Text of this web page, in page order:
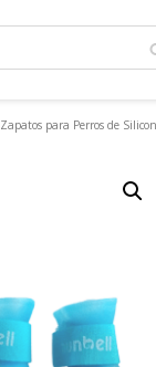
Zapatos para Perros de